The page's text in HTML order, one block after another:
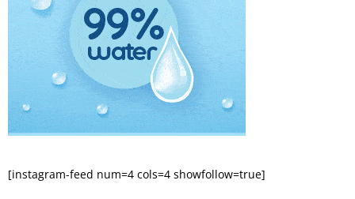
[instagram-feed num=4 cols=4 showfollow=true]